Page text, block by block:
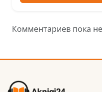
Комментариев пока